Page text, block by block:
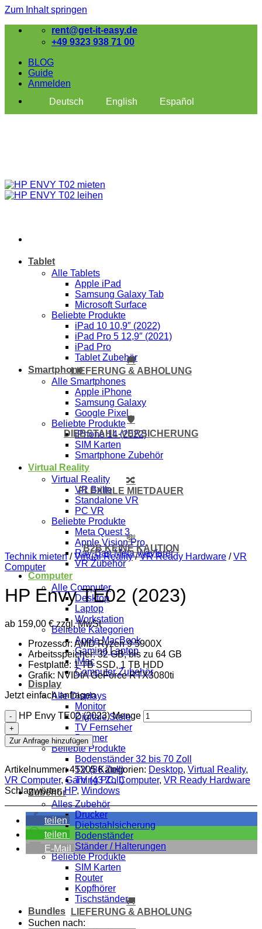
Zum Inhalt springen
rent@get-it-easy.de
+49 9323 938 71 00
BLOG
Guide
Anmelden
Deutsch
English Español
Tablet
Alle Tablets
Apple iPad
Samsung Galaxy Tab
Microsoft Surface
Beliebte Produkte
iPad 10 10,9″ (2022)
iPad Pro 5 12,9″ (2021)
iPad Pro
Tablet Zubehör
Smartphone
Alle Smartphones
Apple iPhone
Samsung Galaxy
Google Pixel
Beliebte Produkte
iPhone 14 (2022)
SIM Karten
Smartphone Zubehör
Virtual Reality
Virtual Reality
VR Brille
Standalone VR
PC VR
Beliebte Produkte
Meta Quest 3
Apple Vision Pro
Ray-Ban Meta Wayfarer
VR Zubehör
Computer
Alle Computer
Desktop
Laptop
Workstation
Beliebte Kategorien
Apple MacBook
Gaming Laptop
iMac
Computer Zubehör
Display
Alle Displays
Monitor
Digitale Stele
TV Fernseher
Beamer
Beliebte Produkte
Bodenständer 32 bis 70 Zoll
TV (86 Zoll)
TV (43 Zoll)
Zubehör
Alles Zubehör
Drucker
Diebstahlsicherung
Bodenständer
Ständer / Halterungen
Beliebte Produkte
SIM Karten
Router
Kopfhörer
Tischständer
Bundles
Suchen nach:
🚚
LIEFERUNG & ABHOLUNG
🛡️
DIEBSTAHL-VERSICHERUNG
🔀
FLEXIBLE MIETDAUER
💸
B2B KEINE KAUTION
Technik mieten / Virtual Reality / VR Ready Hardware / VR
Computer
HP Envy TE02 (2023)
ab 159,00 €zzgl. MwSt
Prozessor: AMD Ryzen 9 5900X
Arbeitsspeicher: 32 GB; bis zu 64 GB
Festplatte: 1 TB SSD, 1 TB HDD
Grafik: NVIDIA GeForce RTX3080ti
Jetzt einfach anfragen
HP Envy TE02 (2023) Menge
Zur Anfrage hinzufügen
Artikelnummer:45205 Kategorien: Desktop, Virtual Reality,
VR Computer, Gaming PC, Computer, VR Ready Hardware
Schlagwörter:HP, Windows
teilen
teilen
E-Mail
🚚
LIEFERUNG & ABHOLUNG